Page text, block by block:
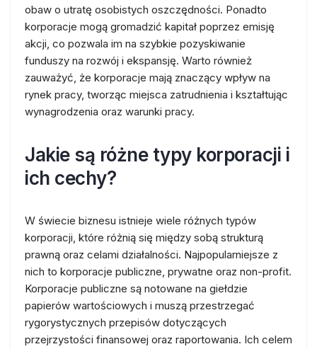
obaw o utratę osobistych oszczędności. Ponadto
korporacje mogą gromadzić kapitał poprzez emisję
akcji, co pozwala im na szybkie pozyskiwanie
funduszy na rozwój i ekspansję. Warto również
zauważyć, że korporacje mają znaczący wpływ na
rynek pracy, tworząc miejsca zatrudnienia i kształtując
wynagrodzenia oraz warunki pracy.
Jakie są różne typy korporacji i
ich cechy?
W świecie biznesu istnieje wiele różnych typów
korporacji, które różnią się między sobą strukturą
prawną oraz celami działalności. Najpopularniejsze z
nich to korporacje publiczne, prywatne oraz non-profit.
Korporacje publiczne są notowane na giełdzie
papierów wartościowych i muszą przestrzegać
rygorystycznych przepisów dotyczących
przejrzystości finansowej oraz raportowania. Ich celem